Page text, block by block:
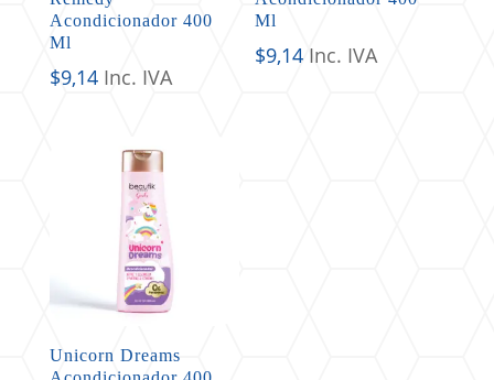
Acondicionador 400
Ml
$9,14 Inc. IVA
Ml
$9,14 Inc. IVA
Unicorn Dreams